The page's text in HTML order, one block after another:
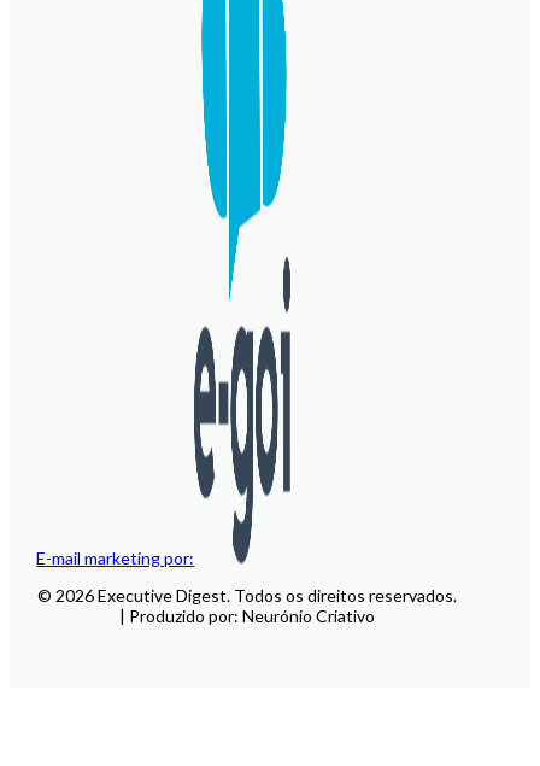
E-mail marketing por:
© 2026 Executive Digest. Todos os direitos reservados.
| Produzido por: Neurónio Criativo